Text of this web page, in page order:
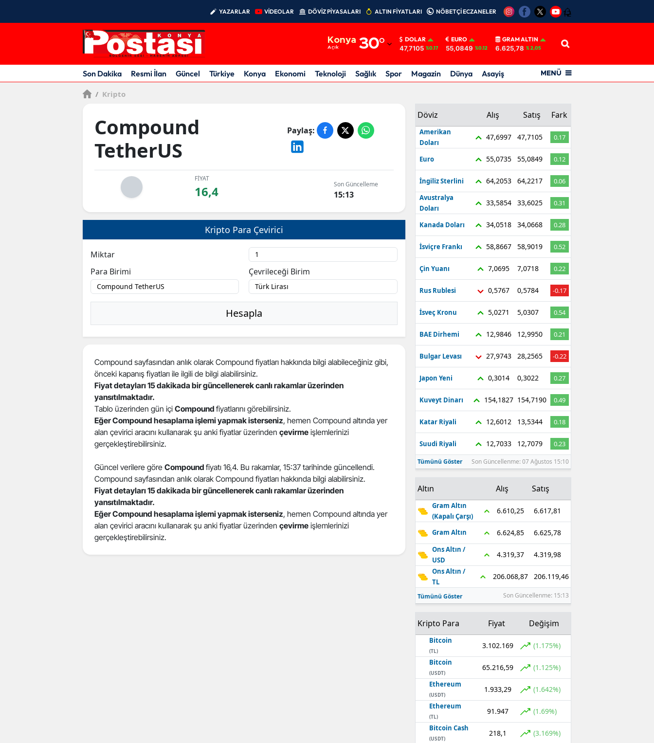
YAZARLAR VİDEOLAR DÖVİZ PİYASALARI ALTIN FİYATLARI NÖBETÇİ ECZANELER 12
Konya
Açık 30°
Adıyaman
Afyonkarahisar
Ankara
Artvin
Aydın
Bingöl
Bursa
Çankırı
Çorum
Diyarbakır
Elazığ
Erzincan
Eskişehir
DOLAR
47,7105 %0.17
EURO
55,0849 %0.12
GRAM ALTIN
6.625,78 % 2,05
Son Dakika Resmi İlan Güncel Türkiye Konya Ekonomi Teknoloji Sağlık Spor Magazin Dünya Asayiş MENÜ
/ Kripto
Compound
TetherUS
Paylaş:
FİYAT
16,4 Son Güncelleme
15:13
Kripto Para Çevirici
Miktar
Para Birimi
Çevrileceği Birim
Hesapla
Compound sayfasından anlık olarak Compound fiyatları hakkında bilgi alabileceğiniz gibi,
önceki kapanış fiyatları ile ilgili de bilgi alabilirsiniz.
Fiyat detayları 15 dakikada bir güncellenerek canlı rakamlar üzerinden
yansıtılmaktadır.
Tablo üzerinden gün içi Compound fiyatlarını görebilirsiniz.
Eğer Compound hesaplama işlemi yapmak isterseniz, hemen Compound altında yer
alan çevirici aracını kullanarak şu anki fiyatlar üzerinden çevirme işlemlerinizi
gerçekleştirebilirsiniz.
Güncel verilere göre Compound fiyatı 16,4. Bu rakamlar, 15:37 tarihinde güncellendi.
Compound sayfasından anlık olarak Compound fiyatları hakkında bilgi alabilirsiniz.
Fiyat detayları 15 dakikada bir güncellenerek canlı rakamlar üzerinden
yansıtılmaktadır.
Eğer Compound hesaplama işlemi yapmak isterseniz, hemen Compound altında yer
alan çevirici aracını kullanarak şu anki fiyatlar üzerinden çevirme işlemlerinizi
gerçekleştirebilirsiniz.
Döviz Alış Satış Fark
Amerikan
Doları
47,6997 47,7105 0.17
Euro 55,0735 55,0849 0.12
İngiliz Sterlini 64,2053 64,2217
0.06
Avustralya
Doları
33,5854 33,6025 0.31
Kanada Doları 34,0518 34,0668 0.28
İsviçre Frankı 58,8667 58,9019 0.52
Çin Yuanı 7,0695 7,0718 0.22
Rus Rublesi 0,5767 0,5784 -0.17
İsveç Kronu 5,0271 5,0307 0.54
BAE Dirhemi 12,9846 12,9950 0.21
Bulgar Levası 27,9743 28,2565 -0.22
Japon Yeni 0,3014 0,3022 0.27
Kuveyt Dinarı 154,1827 154,7190 0.49
Katar Riyali 12,6012 13,5344 0.18
Suudi Riyali 12,7033 12,7079 0.23
Tümünü Göster Son Güncellenme: 07 Ağustos 15:10
Altın Alış Satış
Gram Altın
(Kapalı Çarşı)
6.610,25 6.617,81
Gram Altın 6.624,85 6.625,78
Ons Altın /
USD
4.319,37 4.319,98
Ons Altın /
TL
206.068,87 206.119,46
Tümünü Göster Son Güncellenme: 15:13
Kripto Para Fiyat Değişim
Bitcoin
(TL)
3.102.169 (1.175%)
Bitcoin
(USDT)
65.216,59 (1.125%)
Ethereum
(USDT)
1.933,29 (1.642%)
Ethereum
(TL)
91.947 (1.69%)
Bitcoin Cash
(USDT)
218,1 (3.169%)